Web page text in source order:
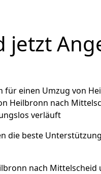
jetzt
für einen Umzug von
Heilbronn nach
verläuft
die beste
nach Mittelscheid